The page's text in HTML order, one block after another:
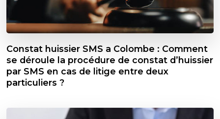
Constat huissier SMS a Colombe : Comment
se déroule la procédure de constat d’huissier
par SMS en cas de litige entre deux
particuliers ?